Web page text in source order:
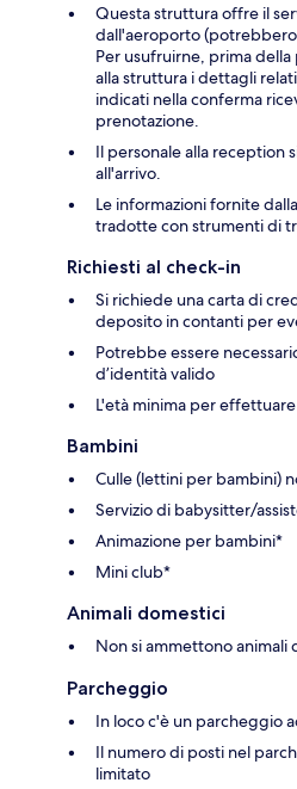
Questa struttura offre il
dall'aeroporto
Per usufruirne, prima
alla struttura i dettagli
indicati nella conferma
prenotazione.
Il personale alla reception
all'arrivo.
Le informazioni fornite
tradotte con strumenti di
Richiesti al check-in
Si richiede una carta di
deposito in contanti per
Potrebbe essere
d’identità valido
L'età minima per
Bambini
Culle (lettini per bambini)
Servizio di babysitter/
Animazione per bambini*
Mini club*
Animali domestici
Non si ammettono animali
Parcheggio
In loco c'è un parcheggio
Il numero di posti nel
limitato